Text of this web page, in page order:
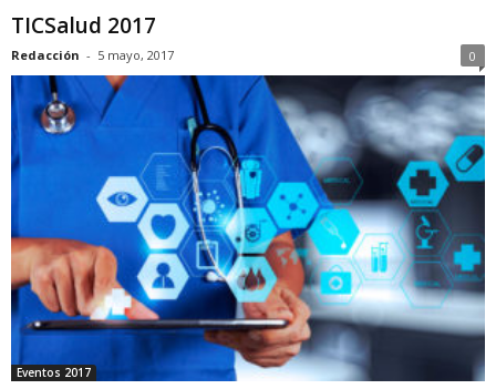
TICSalud 2017
Redacción - 5 mayo, 2017 0
Eventos 2017